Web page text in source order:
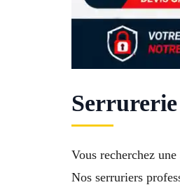
Serrurerie
Vous recherchez une
Nos serruriers